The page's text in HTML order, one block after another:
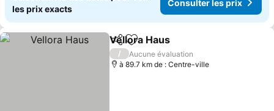
les prix exacts
Consulter les prix
PartagerAjouter à mes favoris
Vellora Haus
/
Aucune évaluation
à 89.7 km de : Centre-ville